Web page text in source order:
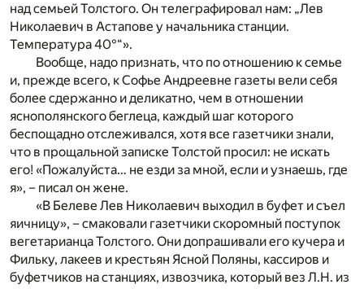
над семьей Толстого. Он телеграфировал нам: „Лев
Николаевич в Астапове у начальника станции.
Температура 40°“».
Вообще, надо признать, что по отношению к семье
и, прежде всего, к Софье Андреевне газеты вели себя
более сдержанно и деликатно, чем в отношении
яснополянского беглеца, каждый шаг которого
беспощадно отслеживался, хотя все газетчики знали,
что в прощальной записке Толстой просил: не искать
его! «Пожалуйста… не езди за мной, если и узнаешь, где
я», – писал он жене.
«В Белеве Лев Николаевич выходил в буфет и съел
яичницу», – смаковали газетчики скоромный поступок
вегетарианца Толстого. Они допрашивали его кучера и
Фильку, лакеев и крестьян Ясной Поляны, кассиров и
буфетчиков на станциях, извозчика, который вез Л.Н. из